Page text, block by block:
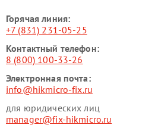
Горячая линия:
+7 (831) 231-05-25
Контактный телефон:
8 (800) 100-33-26
Электронная почта:
info@hikmicro-fix.ru
для юридических лиц
manager@fix-hikmicro.ru